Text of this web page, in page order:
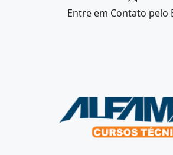
Entre em Contato pelo